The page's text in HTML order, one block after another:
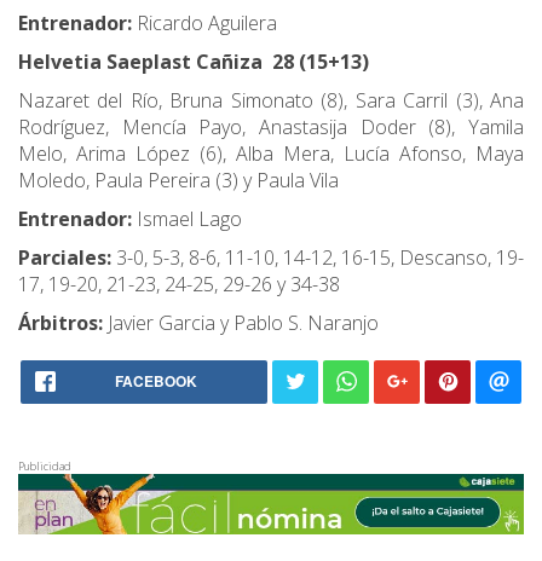
Entrenador: Ricardo Aguilera
Helvetia Saeplast Cañiza 28 (15+13)
Nazaret del Río, Bruna Simonato (8), Sara Carril (3), Ana
Rodríguez, Mencía Payo, Anastasija Doder (8), Yamila
Melo, Arima López (6), Alba Mera, Lucía Afonso, Maya
Moledo, Paula Pereira (3) y Paula Vila
Entrenador: Ismael Lago
Parciales: 3-0, 5-3, 8-6, 11-10, 14-12, 16-15, Descanso, 19-
17, 19-20, 21-23, 24-25, 29-26 y 34-38
Árbitros: Javier Garcia y Pablo S. Naranjo
FACEBOOK
Publicidad